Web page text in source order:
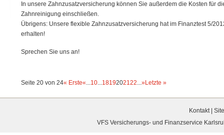
In unsere Zahnzusatzversicherung können Sie außerdem die Kosten für
Zahnreinigung einschließen.
Übrigens: Unsere flexible Zahnzusatzversicherung hat im Finanztest 5/
erhalten!
Sprechen Sie uns an!
Seite 20 von 24« Erste«...10...1819202122...»Letzte »
Kontakt|
VFS Versicherungs- und Finanzservice